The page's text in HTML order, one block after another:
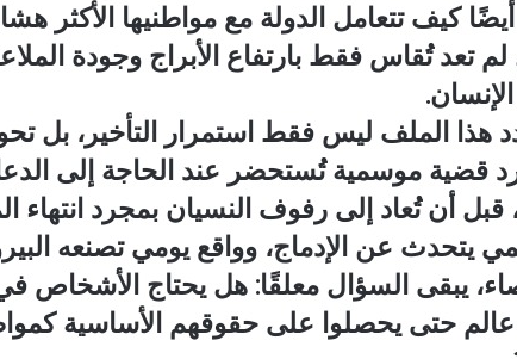
كيف تتعامل الدولة مع مواطنيها الأكثر
تعد تُقاس فقط بارتفاع الأبراج وجودة
هذا الملف ليس فقط استمرار التأخير، بل
قضية موسمية تُستحضر عند الحاجة إلى
قبل أن تُعاد إلى رفوف النسيان بمجرد انتهاء
عن الإدماج، وواقع يومي تصنعه
يبقى السؤال معلقًا: هل يحتاج الأشخاص
حتى يحصلوا على حقوقهم الأساسية